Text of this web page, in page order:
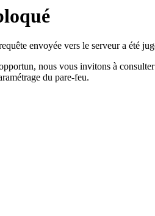
envoyée vers le serveur a été
nous vous invitons à
du pare-feu.